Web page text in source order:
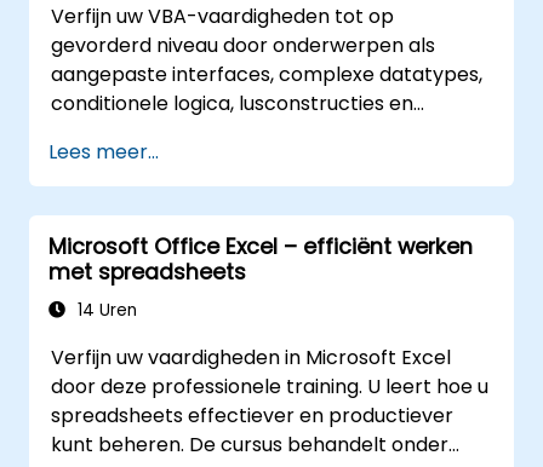
Verfijn uw VBA-vaardigheden tot op
gevorderd niveau door onderwerpen als
aangepaste interfaces, complexe datatypes,
conditionele logica, lusconstructies en
behandelen. Deze praktijkgerichte Excel VBA-
training richt zich op robuust foutbeheer,
optimalisatie van prestaties, het maken van
eigen UserForms en het automatiseren van
workflows via reële oefeningen – waarmee
een brug wordt geslagen tussen eenvoudige
automatiseringsoplossingen voor data-
analisten, rapportageprofessionals en
zakelijke gebruikers die behoefte hebben aan
krachtige spreadsheetfunctionaliteiten.
Lees meer...
Microsoft Office Excel – efficiënt werken
met spreadsheets
14 Uren
Verfijn uw vaardigheden in Microsoft Excel
door deze professionele training. U leert hoe u
spreadsheets effectiever en productiever
kunt beheren. De cursus behandelt onder